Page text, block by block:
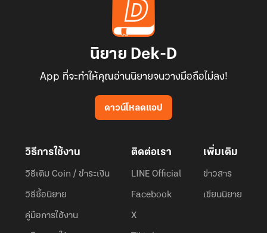
นิยาย Dek-D
App ที่จะทำให้คุณอ่านนิยายจนวางมือถือไม่ลง!
ดาวน์โหลดแอป
วิธีการใช้งาน
วิธีเติม Coin / ชำระเงิน
วิธีซื้อนิยาย
คู่มือการใช้งาน
ติดต่อเรา
LINE Official
Facebook
X
เพิ่มเติม
ข่าวสาร
เขียนนิยาย